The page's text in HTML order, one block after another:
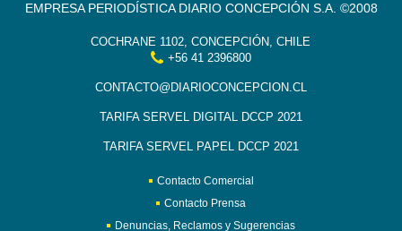
EMPRESA PERIODÍSTICA DIARIO CONCEPCIÓN S.A. ©2008
COCHRANE 1102, CONCEPCIÓN, CHILE
+56 41 2396800
CONTACTO@DIARIOCONCEPCION.CL
TARIFA SERVEL DIGITAL DCCP 2021
TARIFA SERVEL PAPEL DCCP 2021
Contacto Comercial
Contacto Prensa
Denuncias, Reclamos y Sugerencias